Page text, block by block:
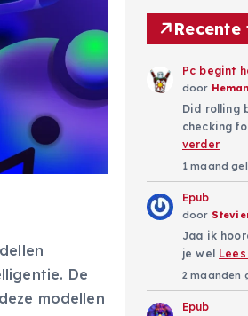
De
modellen
Pc begint
door
Did rolling
checking
verder
1 maand
Epub
door
Jaa ik
je wel
2 maanden
Epub